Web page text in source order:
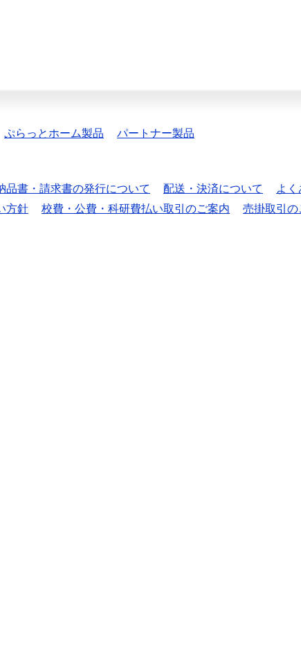
ぷらっとホーム製品 パートナー製品
品書・請求書の発行について 配送・決済について
よ
方針 校費・公費・科研費払い取引のご案内 売掛取引の